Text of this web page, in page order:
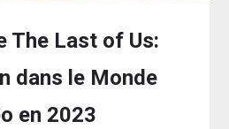
The Last of Us:
dans le Monde
en 2023